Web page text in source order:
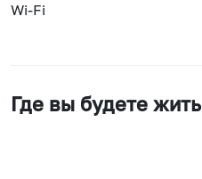
Wi-Fi
Где вы будете жить